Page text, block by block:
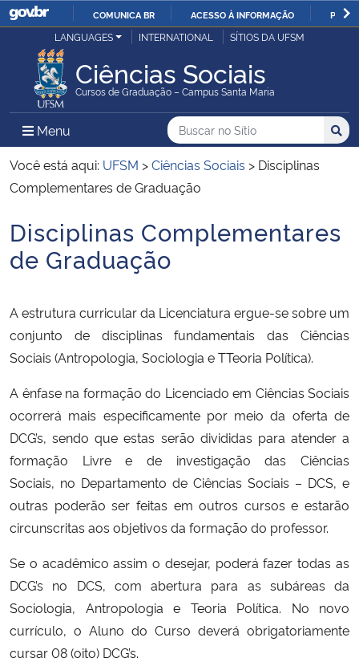
IR
O
COMUNICA BR ACESSO À INFORMAÇÃO
Ministério da Justiça e Segurança Pública
Ministério da Defesa
Ministério das Relações Exteriores
Ministério da Infraestrutura
Ministério da Educação
Ministério da Saúde
Ministério de Minas e Energia
Ministério da Ciência, Tecnologia, Inovações e Comunicações
Ministério do Turismo
Ministério do Desenvolvimento Regional
LANGUAGES INTERNATIONAL SÍTIOS DA UFSM
Ciências Sociais
Cursos de Graduação – Campus Santa Maria
Menu Menu Principal do Sítio
Busca
Buscar no no Sítio
Busca:
Você está aqui: UFSM >Ciências Sociais > Disciplinas
Complementares de Graduação
Início do conteúdo
Disciplinas Complementares
de Graduação
A estrutura curricular da Licenciatura ergue-se sobre um
conjunto de disciplinas fundamentais das Ciências
Sociais (Antropologia, Sociologia e TTeoria Política).
A ênfase na formação do Licenciado em Ciências Sociais
ocorrerá mais especificamente por meio da oferta de
DCG’s, sendo que estas serão divididas para atender a
formação Livre e de investigação das Ciências
Sociais, no Departamento de Ciências Sociais – DCS, e
outras poderão ser feitas em outros cursos e estarão
circunscritas aos objetivos da formação do professor.
Se o acadêmico assim o desejar, poderá fazer todas as
DCG’s no DCS, com abertura para as subáreas da
Sociologia, Antropologia e Teoria Política. No novo
currículo, o Aluno do Curso deverá obrigatoriamente
cursar 08 (oito) DCG’s.